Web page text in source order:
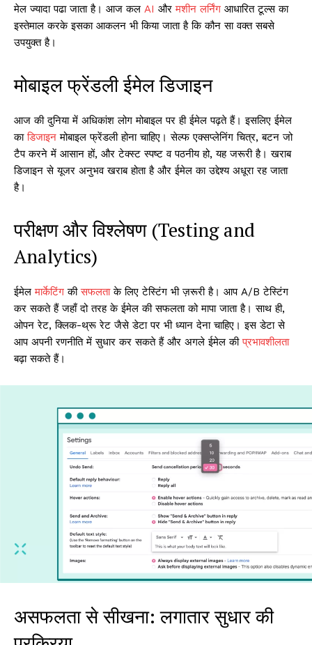
मेल ज्यादा पढा जाता है। आज कल AI औरमशीन लर्निंग आधारित टूल्स का
इस्तेमाल करके इसका आकलन भी किया जाता है कि कौन सा वक्त सबसे
उपयुक्त है।
मोबाइल फ्रेंडली ईमेल डिजाइन
आज की दुनिया में अधिकांश लोग मोबाइल पर ही ईमेल पढ़ते हैं। इसलिए ईमेल
काडिजाइन मोबाइल फ्रेंडली होना चाहिए। सेल्फ एक्सप्लेनिंग चित्र, बटन जो
टैप करने में आसान हों, और टेक्स्ट स्पष्ट व पठनीय हो, यह जरूरी है। खराब
डिजाइन से यूजर अनुभव खराब होता है और ईमेल का उद्देश्य अधूरा रह जाता
है।
परीक्षण और विश्लेषण (Testing and
Analytics)
ईमेलमार्केटिंग कीसफलताके लिए टेस्टिंग भी ज़रूरी है। आप A/B टेस्टिंग
कर सकते हैं जहाँ दो तरह के ईमेल की सफलता को मापा जाता है। साथ ही,
ओपन रेट, क्लिक-थ्रू रेट जैसे डेटा पर भी ध्यान देना चाहिए। इस डेटा से
आप अपनी रणनीति में सुधार कर सकते हैं और अगले ईमेल कीप्रभावशीलता
बढ़ा सकते हैं।
असफलता से सीखना: लगातार सुधार की